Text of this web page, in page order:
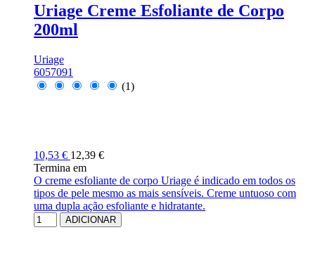
Uriage Creme Esfoliante de Corpo
200ml
Uriage
6057091
(1)
10,53 € 12,39 €
Termina em
O creme esfoliante de corpo Uriage é indicado em todos os
tipos de pele mesmo as mais sensíveis. Creme untuoso com
uma dupla ação esfoliante e hidratante.
ADICIONAR